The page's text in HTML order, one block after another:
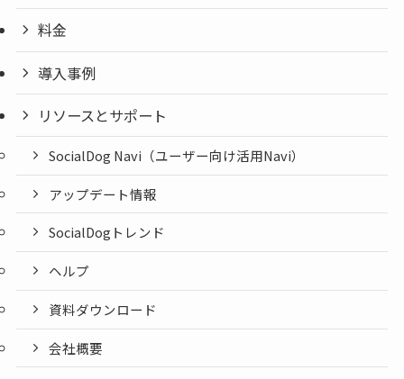
料金
導入事例
リソースとサポート
SocialDog Navi（ユーザー向け活用Navi）
アップデート情報
SocialDogトレンド
ヘルプ
資料ダウンロード
会社概要